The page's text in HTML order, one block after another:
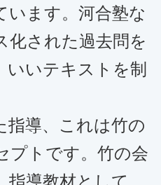
います。河合塾な
化された過去問を
いいテキストを制
導、これは竹の
プトです。竹の会